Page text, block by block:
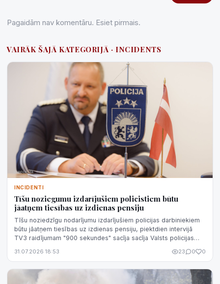
Pagaidām nav komentāru. Esiet pirmais.
VAIRĀK ŠAJĀ KATEGORIJĀ · INCIDENTS
INCIDENTI
Tīšu noziegumu izdarījušiem policistiem būtu
jāatņem tiesības uz izdienas pensiju
Tīšu noziedzīgu nodarījumu izdarījušiem policijas darbiniekiem
būtu jāatņem tiesības uz izdienas pensiju, piektdien intervijā
TV3 raidījumam "900 sekundes" sacīja sacīja Valsts policijas
31.07.2026 18:53 23 0 0